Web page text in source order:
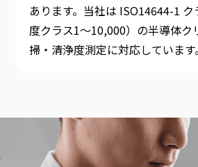
あります。当社は ISO14644-1
度クラス1〜10,000）の半導体ク
掃・清浄度測定に対応しています。